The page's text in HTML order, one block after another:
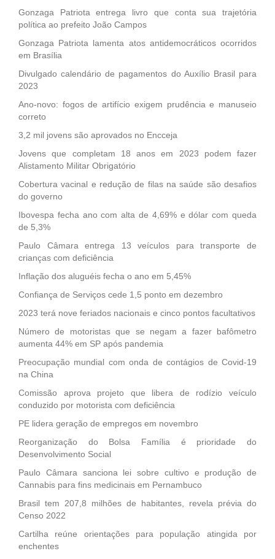
Gonzaga Patriota entrega livro que conta sua trajetória
política ao prefeito João Campos
Gonzaga Patriota lamenta atos antidemocráticos ocorridos
em Brasília
Divulgado calendário de pagamentos do Auxílio Brasil para
2023
Ano-novo: fogos de artifício exigem prudência e manuseio
correto
3,2 mil jovens são aprovados no Encceja
Jovens que completam 18 anos em 2023 podem fazer
Alistamento Militar Obrigatório
Cobertura vacinal e redução de filas na saúde são desafios
do governo
Ibovespa fecha ano com alta de 4,69% e dólar com queda
de 5,3%
Paulo Câmara entrega 13 veículos para transporte de
crianças com deficiência
Inflação dos aluguéis fecha o ano em 5,45%
Confiança de Serviços cede 1,5 ponto em dezembro
2023 terá nove feriados nacionais e cinco pontos facultativos
Número de motoristas que se negam a fazer bafômetro
aumenta 44% em SP após pandemia
Preocupação mundial com onda de contágios de Covid-19
na China
Comissão aprova projeto que libera de rodízio veículo
conduzido por motorista com deficiência
PE lidera geração de empregos em novembro
Reorganização do Bolsa Família é prioridade do
Desenvolvimento Social
Paulo Câmara sanciona lei sobre cultivo e produção de
Cannabis para fins medicinais em Pernambuco
Brasil tem 207,8 milhões de habitantes, revela prévia do
Censo 2022
Cartilha reúne orientações para população atingida por
enchentes